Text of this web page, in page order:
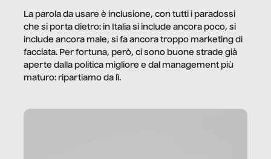
La parola da usare è inclusione, con tutti i paradossi
che si porta dietro: in Italia si include ancora poco, si
include ancora male, si fa ancora troppo marketing di
facciata. Per fortuna, però, ci sono buone strade già
aperte dalla politica migliore e dal management più
maturo: ripartiamo da lì.